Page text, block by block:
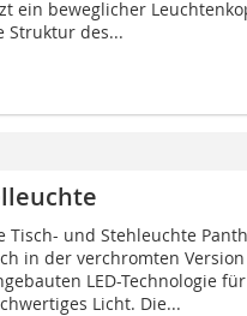
ein beweglicher
Struktur des...
Tisch- und Stehleuchte
in der verchromten
LED-Technologie
Licht. Die...